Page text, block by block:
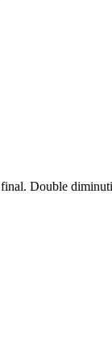
final. Double